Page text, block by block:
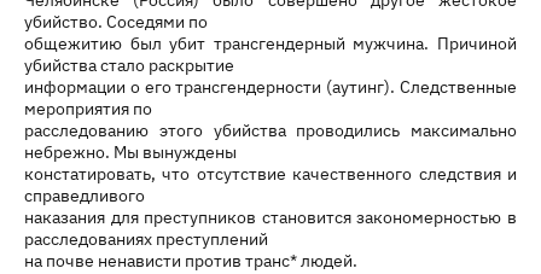
убийство. Соседями по
общежитию был убит трансгендерный мужчина. Причиной
убийства стало раскрытие
информации о его трансгендерности (аутинг). Следственные
мероприятия по
расследованию этого убийства проводились максимально
небрежно. Мы вынуждены
констатировать, что отсутствие качественного следствия и
справедливого
наказания для преступников становится закономерностью в
расследованиях преступлений
на почве ненависти против транс* людей.